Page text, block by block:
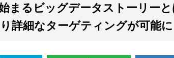
まるビッグデータストーリー
詳細なターゲティングが可能に